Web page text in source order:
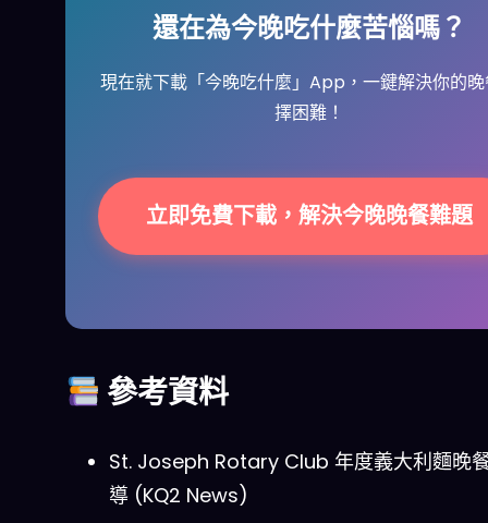
還在為今晚吃什麼苦惱嗎？
現在就下載「今晚吃什麼」App，一鍵解決你的
擇困難！
立即免費下載，解決今晚晚餐難題
參考資料
St. Joseph Rotary Club 年度義大利麵晚
導 (KQ2 News)